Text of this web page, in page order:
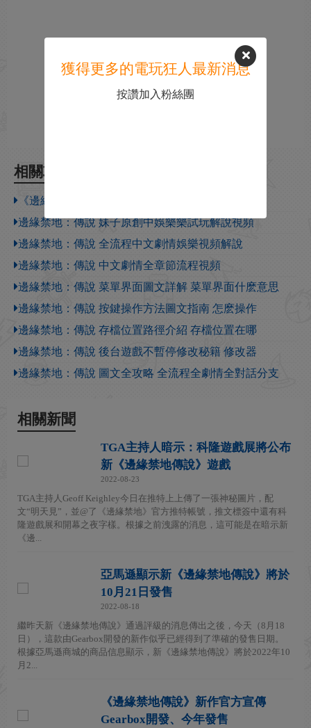
相關攻略
《邊緣禁地傳說》Steam購買指南
邊緣禁地：傳說 妹子原創中娛樂樂試玩解說視頻
邊緣禁地：傳說 全流程中文劇情娛樂視頻解說
邊緣禁地：傳說 中文劇情全章節流程視頻
邊緣禁地：傳說 菜單界面圖文詳解 菜單界面什麽意思
邊緣禁地：傳說 按鍵操作方法圖文指南 怎麽操作
邊緣禁地：傳說 存檔位置路徑介紹 存檔位置在哪
邊緣禁地：傳說 後台遊戲不暫停修改秘籍 修改器
邊緣禁地：傳說 圖文全攻略 全流程全劇情全對話分支
相關新聞
TGA主持人暗示：科隆遊戲展將公布
新《邊緣禁地傳說》遊戲
2022-08-23
TGA主持人Geoff Keighley今日在推特上上傳了一張神秘圖片，配
文“明天見”，並@了《邊緣禁地》官方推特帳號，推文標簽中還有科
隆遊戲展和開幕之夜字樣。根據之前洩露的消息，這可能是在暗示新
《邊...
亞馬遜顯示新《邊緣禁地傳說》將於
10月21日發售
2022-08-18
繼昨天新《邊緣禁地傳說》通過評級的消息傳出之後，今天（8月18
日），這款由Gearbox開發的新作似乎已經得到了準確的發售日期。
根據亞馬遜商城的商品信息顯示，新《邊緣禁地傳說》將於2022年10
月2...
《邊緣禁地傳說》新作官方宣傳
Gearbox開發、今年發售
獲得更多的電玩狂人最新消息
按讚加入粉絲團